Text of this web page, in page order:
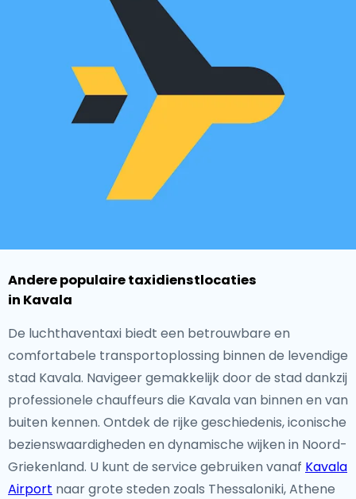
Andere populaire taxidienstlocaties
in Kavala
De luchthaventaxi biedt een betrouwbare en
comfortabele transportoplossing binnen de levendige
stad Kavala. Navigeer gemakkelijk door de stad dankzij
professionele chauffeurs die Kavala van binnen en van
buiten kennen. Ontdek de rijke geschiedenis, iconische
bezienswaardigheden en dynamische wijken in Noord-
Griekenland. U kunt de service gebruiken vanaf Kavala
Airport naar grote steden zoals Thessaloniki, Athene